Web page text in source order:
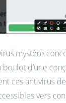
mystère
d’une
ces antivirus de
vers